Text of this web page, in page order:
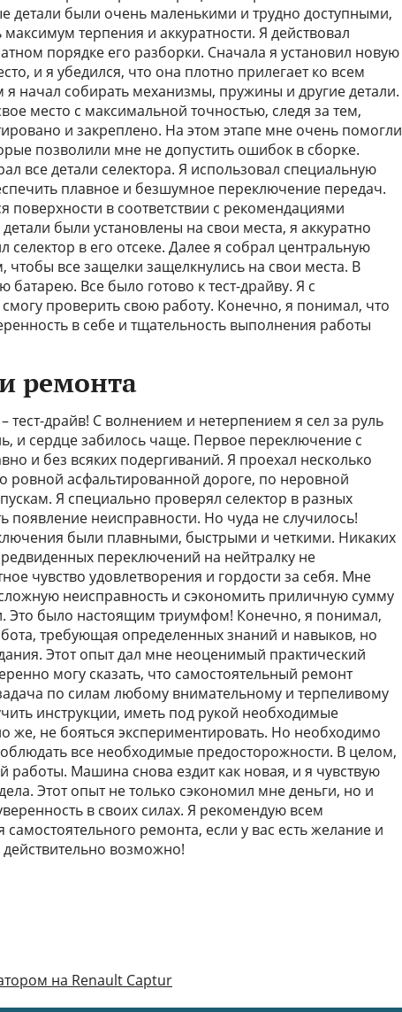
детали были очень маленькими и трудно доступными,
терпения и аккуратности. Я действовал
порядке его разборки. Сначала я установил новую
и я убедился, что она плотно прилегает ко всем
начал собирать механизмы, пружины и другие детали.
место с максимальной точностью, следя за тем,
и закреплено. На этом этапе мне очень помогли
позволили мне не допустить ошибок в сборке.
все детали селектора. Я использовал специальную
плавное и безшумное переключение передач.
поверхности в соответствии с рекомендациями
были установлены на свои места, я аккуратно
в его отсеке. Далее я собрал центральную
чтобы все защелки защелкнулись на свои места. В
Все было готово к тест-драйву. Я с
проверить свою работу. Конечно, я понимал, что
в себе и тщательность выполнения работы
ремонта
тест-драйв! С волнением и нетерпением я сел за руль
и сердце забилось чаще. Первое переключение с
и без всяких подергиваний. Я проехал несколько
ровной асфальтированной дороге, по неровной
Я специально проверял селектор в разных
появление неисправности. Но чуда не случилось!
были плавными, быстрыми и четкими. Никаких
переключений на нейтралку не
чувство удовлетворения и гордости за себя. Мне
неисправность и сэкономить приличную сумму
Это было настоящим триумфом! Конечно, я понимал,
требующая определенных знаний и навыков, но
Этот опыт дал мне неоценимый практический
могу сказать, что самостоятельный ремонт
по силам любому внимательному и терпеливому
инструкции, иметь под рукой необходимые
же, не бояться экспериментировать. Но необходимо
все необходимые предосторожности. В целом,
работы. Машина снова ездит как новая, и я чувствую
Этот опыт не только сэкономил мне деньги, но и
в своих силах. Я рекомендую всем
самостоятельного ремонта, если у вас есть желание и
возможно!
на Renault Captur